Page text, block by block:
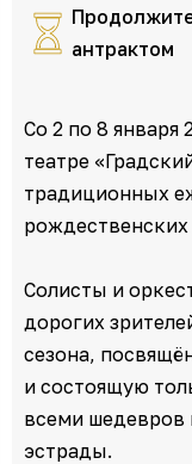
антрактом
Со 2 по 8 января
театре
традиционных
Солисты и
дорогих
сезона,
и состоящую
всеми шедевров
эстрады.